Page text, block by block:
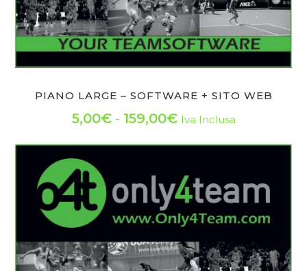
PIANO LARGE – SOFTWARE + SITO WEB
5,00€ - 159,00€Fascia
di
da
5,00€
a
159,00€
Iva Inclusa
ha
più
varianti.
Le
opzioni
possono